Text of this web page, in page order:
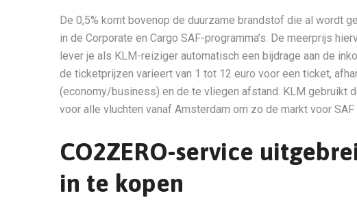
De 0,5% komt bovenop de duurzame brandstof die al wordt
in de Corporate en Cargo SAF-programma’s. De meerprijs
lever je als KLM-reiziger automatisch een bijdrage aan de
de ticketprijzen varieert van 1 tot 12 euro voor een ticket,
(economy/business) en de te vliegen afstand. KLM gebruikt
voor alle vluchten vanaf Amsterdam om zo de markt voor
CO2ZERO-service
in te kopen